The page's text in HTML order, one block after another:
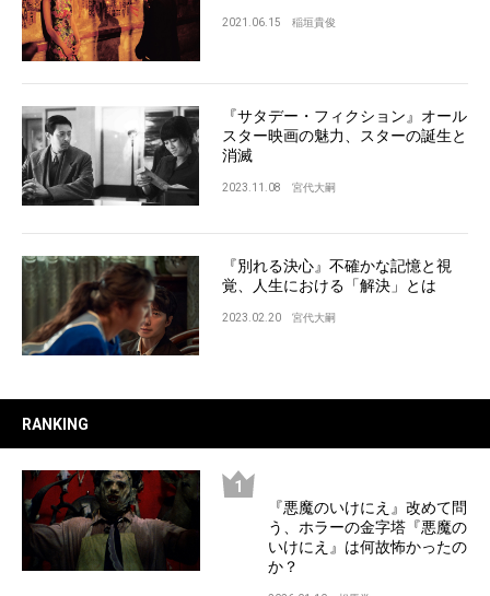
2021.06.15 稲垣貴俊
『サタデー・フィクション』オール
スター映画の魅力、スターの誕生と
消滅
2023.11.08 宮代大嗣
『別れる決心』不確かな記憶と視
覚、人生における「解決」とは
2023.02.20 宮代大嗣
RANKING
『悪魔のいけにえ』改めて問
う、ホラーの金字塔『悪魔の
いけにえ』は何故怖かったの
か？